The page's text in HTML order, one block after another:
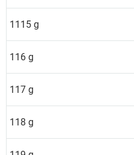
1115 g
116 g
117 g
118 g